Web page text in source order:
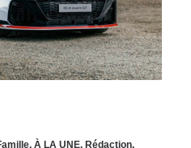
, À LA UNE, Rédaction,